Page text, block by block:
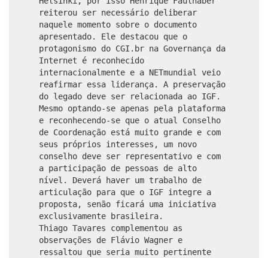
reiterou ser necessário deliberar
naquele momento sobre o documento
apresentado. Ele destacou que o
protagonismo do CGI.br na Governança da
Internet é reconhecido
internacionalmente e a NETmundial veio
reafirmar essa liderança. A preservação
do legado deve ser relacionada ao IGF.
Mesmo optando-se apenas pela plataforma
e reconhecendo-se que o atual Conselho
de Coordenação está muito grande e com
seus próprios interesses, um novo
conselho deve ser representativo e com
a participação de pessoas de alto
nível. Deverá haver um trabalho de
articulação para que o IGF integre a
proposta, senão ficará uma iniciativa
exclusivamente brasileira.
Thiago Tavares complementou as
observações de Flávio Wagner e
ressaltou que seria muito pertinente